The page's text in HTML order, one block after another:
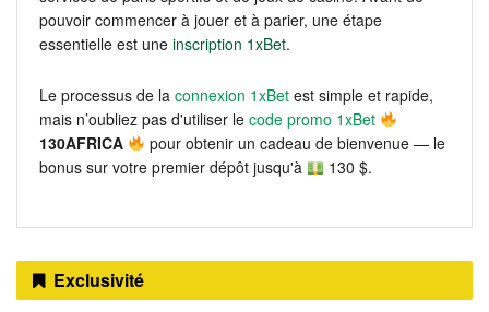
pouvoir commencer à jouer et à parier, une étape
essentielle est une inscription 1xBet.
Le processus de la connexion 1xBet est simple et rapide,
mais n’oubliez pas d'utiliser le code promo 1xBet
130AFRICA
pour obtenir un cadeau de bienvenue — le
bonus sur votre premier dépôt jusqu'à
130 $.
Exclusivité